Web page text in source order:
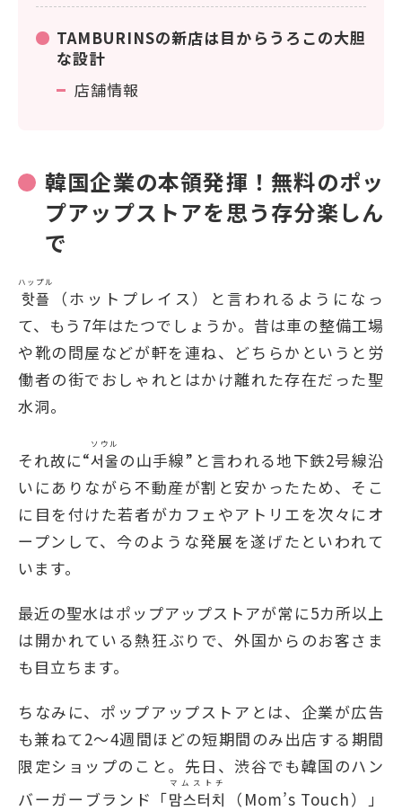
TAMBURINSの新店は目からうろこの大胆
な設計
店舗情報
韓国企業の本領発揮！無料のポッ
プアップストアを思う存分楽しん
で
핫플
ハップル
（ホットプレイス）と言われるようになっ
て、もう7年はたつでしょうか。昔は車の整備工場
や靴の問屋などが軒を連ね、どちらかというと労
働者の街でおしゃれとはかけ離れた存在だった聖
水洞。
それ故に“서울
ソウル
の山手線”と言われる地下鉄2号線沿
いにありながら不動産が割と安かったため、そこ
に目を付けた若者がカフェやアトリエを次々にオ
ープンして、今のような発展を遂げたといわれて
います。
最近の聖水はポップアップストアが常に5カ所以上
は開かれている熱狂ぶりで、外国からのお客さま
も目立ちます。
ちなみに、ポップアップストアとは、企業が広告
も兼ねて2～4週間ほどの短期間のみ出店する期間
限定ショップのこと。先日、渋谷でも韓国のハン
バーガーブランド「맘스터치
マムストチ
（Mom’s Touch）」